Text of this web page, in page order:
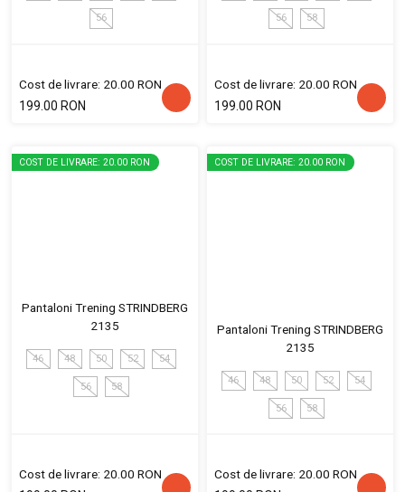
56
Cost de livrare: 20.00 RON
199.00 RON
56 58
Cost de livrare: 20.00 RON
199.00 RON
COST DE LIVRARE: 20.00 RON
Pantaloni Trening STRINDBERG
2135
46 48 50 52 54
56 58
Cost de livrare: 20.00 RON
COST DE LIVRARE: 20.00 RON
Pantaloni Trening STRINDBERG
2135
46 48 50 52 54
56 58
Cost de livrare: 20.00 RON